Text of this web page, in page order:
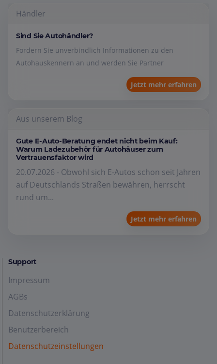
Händler
Sind Sie Autohändler?
Fordern Sie unverbindlich Informationen zu den
Autohauskennern an und werden Sie Partner
Jetzt mehr erfahren
Aus unserem Blog
Gute E-Auto-Beratung endet nicht beim Kauf:
Warum Ladezubehör für Autohäuser zum
Vertrauensfaktor wird
20.07.2026 - Obwohl sich E-Autos schon seit Jahren
auf Deutschlands Straßen bewähren, herrscht
rund um...
Jetzt mehr erfahren
Support
Impressum
AGBs
Datenschutzerklärung
Benutzerbereich
Datenschutzeinstellungen